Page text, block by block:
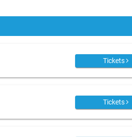
Tickets
Tickets